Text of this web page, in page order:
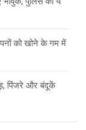
को खोने के गम में
पिंजरे और बंदूकें